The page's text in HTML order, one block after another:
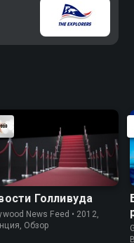
Голливуда
News Feed • 2012,
Обзор